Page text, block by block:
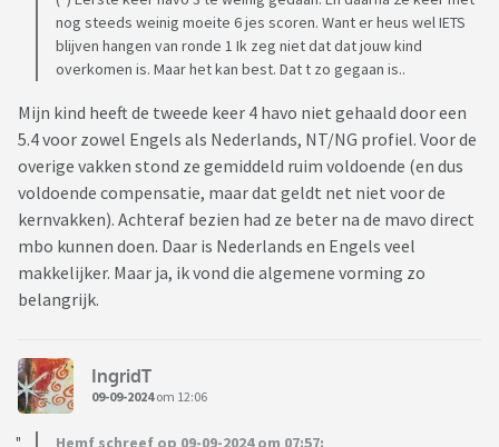
nog steeds weinig moeite 6 jes scoren. Want er heus wel IETS
blijven hangen van ronde 1 Ik zeg niet dat dat jouw kind
overkomen is. Maar het kan best. Dat t zo gegaan is..
Mijn kind heeft de tweede keer 4 havo niet gehaald door een
5.4 voor zowel Engels als Nederlands, NT/NG profiel. Voor de
overige vakken stond ze gemiddeld ruim voldoende (en dus
voldoende compensatie, maar dat geldt net niet voor de
kernvakken). Achteraf bezien had ze beter na de mavo direct
mbo kunnen doen. Daar is Nederlands en Engels veel
makkelijker. Maar ja, ik vond die algemene vorming zo
belangrijk.
IngridT
09-09-2024om 12:06
Hemf schreef op 09-09-2024 om 07:57: